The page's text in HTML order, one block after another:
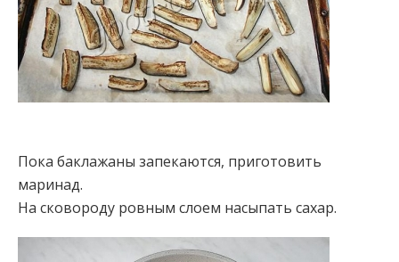
Пока баклажаны запекаются, приготовить
маринад.
На сковороду ровным слоем насыпать сахар.